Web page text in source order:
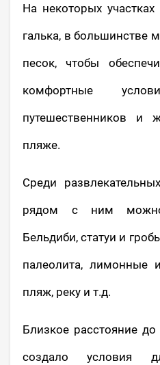
На некоторых
галька, в большинстве
песок, чтобы
комфортные
путешественников и
пляже.
Среди
рядом с ним
Бельдиби, статуи и
палеолита, лимонные
пляж, реку и т.д.
Близкое расстояние
создало условия